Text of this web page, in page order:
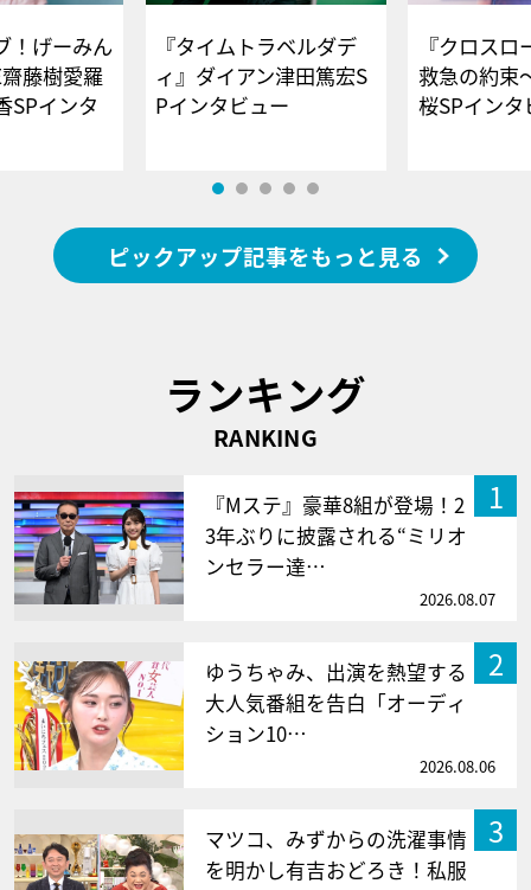
！げーみん
藤樹愛羅
SPインタ
『タイムトラベルダデ
ィ』ダイアン津田篤宏S
Pインタビュー
『クロス
救急の約束
桜SPイ
ピックアップ記事をもっと見る
ランキング
RANKING
1
『Mステ』豪華8組が登場！2
3年ぶりに披露される“ミリオ
ンセラー達…
2026.08.07
2
ゆうちゃみ、出演を熱望する
大人気番組を告白「オーディ
ション10…
2026.08.06
3
マツコ、みずからの洗濯事情
を明かし有吉おどろき！私服